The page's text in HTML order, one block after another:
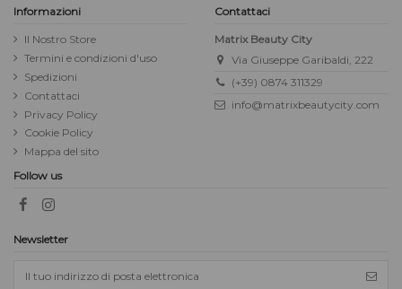
Informazioni
Il Nostro Store
Termini e condizioni d'uso
Spedizioni
Contattaci
Privacy Policy
Cookie Policy
Mappa del sito
Contattaci
Matrix Beauty City
Via Giuseppe Garibaldi, 222
(+39) 0874 311329
info@matrixbeautycity.com
Follow us
Newsletter